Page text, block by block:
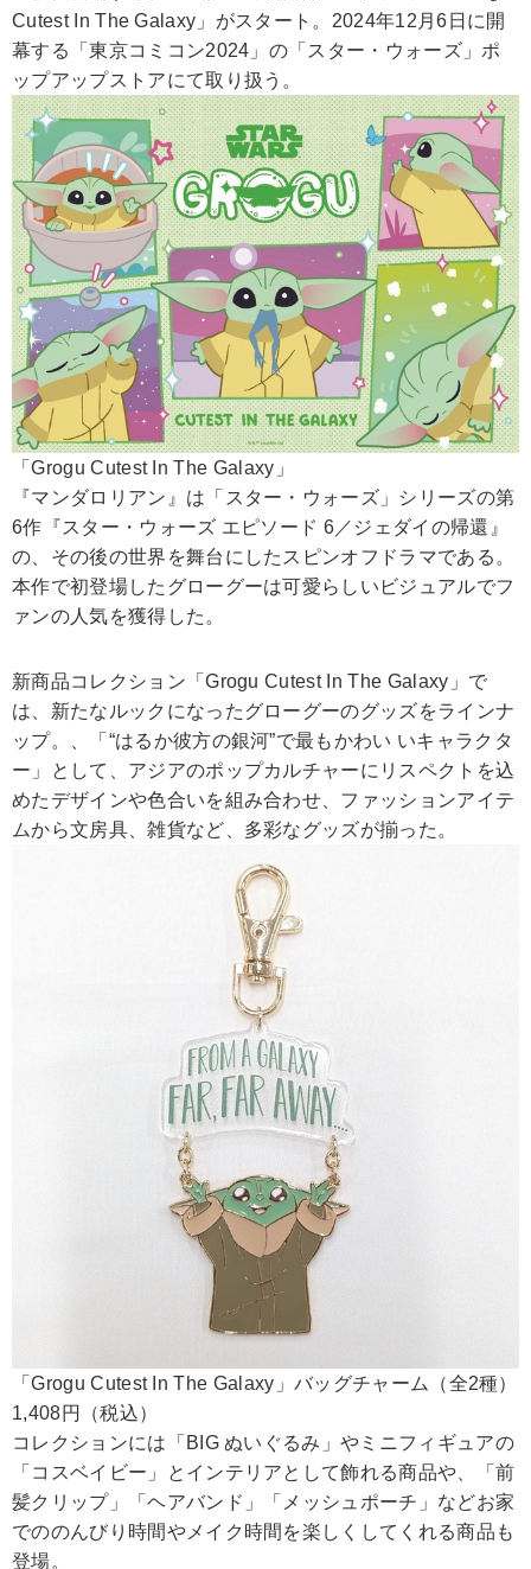
Cutest In The Galaxy」がスタート。2024年12月6日に開
幕する「東京コミコン2024」の「スター・ウォーズ」ポ
ップアップストアにて取り扱う。
「Grogu Cutest In The Galaxy」
『マンダロリアン』は「スター・ウォーズ」シリーズの第
6作『スター・ウォーズ エピソード 6／ジェダイの帰還』
の、その後の世界を舞台にしたスピンオフドラマである。
本作で初登場したグローグーは可愛らしいビジュアルでフ
ァンの人気を獲得した。
新商品コレクション「Grogu Cutest In The Galaxy」で
は、新たなルックになったグローグーのグッズをラインナ
ップ。、「“はるか彼方の銀河”で最もかわい いキャラクタ
ー」として、アジアのポップカルチャーにリスペクトを込
めたデザインや色合いを組み合わせ、ファッションアイテ
ムから文房具、雑貨など、多彩なグッズが揃った。
「Grogu Cutest In The Galaxy」バッグチャーム（全2種）
1,408円（税込）
コレクションには「BIG ぬいぐるみ」やミニフィギュアの
「コスベイビー」とインテリアとして飾れる商品や、「前
髪クリップ」「ヘアバンド」「メッシュポーチ」などお家
でののんびり時間やメイク時間を楽しくしてくれる商品も
登場。